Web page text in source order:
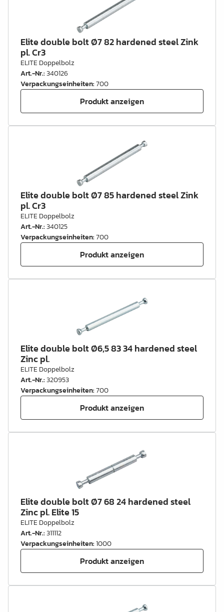
Elite double bolt Ø7 82 hardened steel Zink
pl. Cr3
ELITE Doppelbolz
Art.-Nr.:340126
Verpackungseinheiten:700
Produkt anzeigen
Elite double bolt Ø7 85 hardened steel Zink
pl. Cr3
ELITE Doppelbolz
Art.-Nr.:340125
Verpackungseinheiten:700
Produkt anzeigen
Elite double bolt Ø6,5 83 34 hardened steel
Zinc pl.
ELITE Doppelbolz
Art.-Nr.:320953
Verpackungseinheiten:700
Produkt anzeigen
Elite double bolt Ø7 68 24 hardened steel
Zinc pl. Elite 15
ELITE Doppelbolz
Art.-Nr.:311112
Verpackungseinheiten:1000
Produkt anzeigen